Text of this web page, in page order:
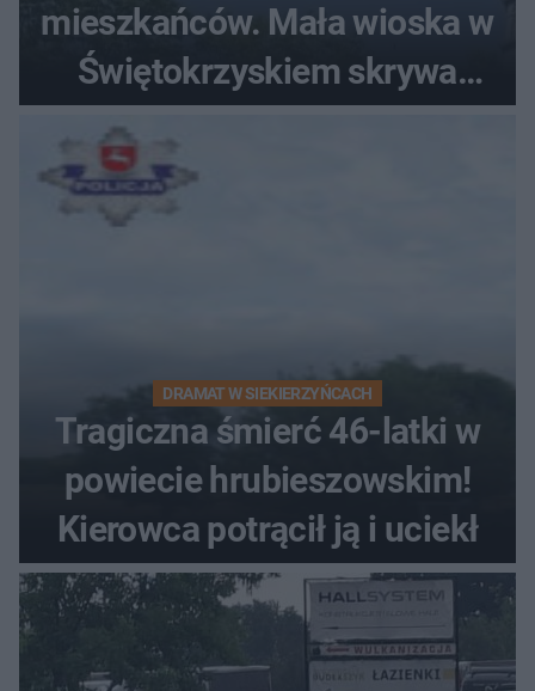
mieszkańców. Mała wioska w
Świętokrzyskiem skrywa
zabytki, bywał tu nawet król
DRAMAT W SIEKIERZYŃCACH
Tragiczna śmierć 46-latki w
powiecie hrubieszowskim!
Kierowca potrącił ją i uciekł